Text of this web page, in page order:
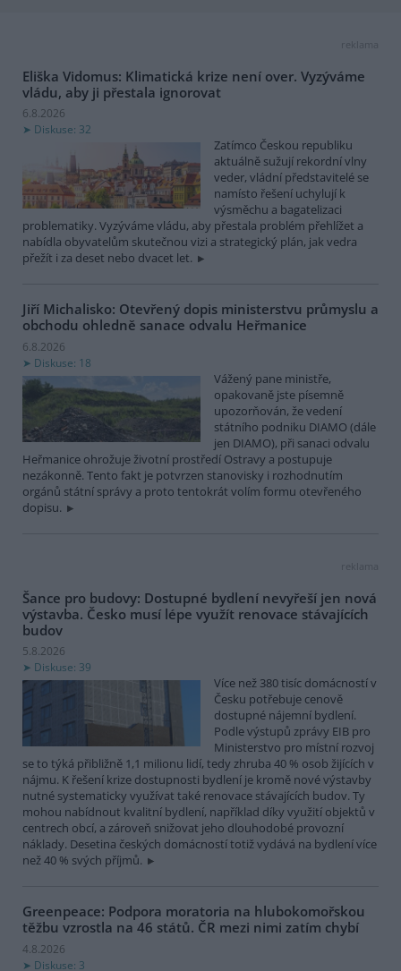
reklama
Eliška Vidomus: Klimatická krize není over. Vyzýváme
vládu, aby ji přestala ignorovat
6.8.2026
Diskuse: 32
Zatímco Českou republiku
aktuálně sužují rekordní vlny
veder, vládní představitelé se
namísto řešení uchylují k
výsměchu a bagatelizaci
problematiky. Vyzýváme vládu, aby přestala problém přehlížet a
nabídla obyvatelům skutečnou vizi a strategický plán, jak vedra
přežít i za deset nebo dvacet let.
Jiří Michalisko: Otevřený dopis ministerstvu průmyslu a
obchodu ohledně sanace odvalu Heřmanice
6.8.2026
Diskuse: 18
Vážený pane ministře,
opakovaně jste písemně
upozorňován, že vedení
státního podniku DIAMO (dále
jen DIAMO), při sanaci odvalu
Heřmanice ohrožuje životní prostředí Ostravy a postupuje
nezákonně. Tento fakt je potvrzen stanovisky i rozhodnutím
orgánů státní správy a proto tentokrát volím formu otevřeného
dopisu.
reklama
Šance pro budovy: Dostupné bydlení nevyřeší jen nová
výstavba. Česko musí lépe využít renovace stávajících
budov
5.8.2026
Diskuse: 39
Více než 380 tisíc domácností v
Česku potřebuje cenově
dostupné nájemní bydlení.
Podle výstupů zprávy EIB pro
Ministerstvo pro místní rozvoj
se to týká přibližně 1,1 milionu lidí, tedy zhruba 40 % osob žijících v
nájmu. K řešení krize dostupnosti bydlení je kromě nové výstavby
nutné systematicky využívat také renovace stávajících budov. Ty
mohou nabídnout kvalitní bydlení, například díky využití objektů v
centrech obcí, a zároveň snižovat jeho dlouhodobé provozní
náklady. Desetina českých domácností totiž vydává na bydlení více
než 40 % svých příjmů.
Greenpeace: Podpora moratoria na hlubokomořskou
těžbu vzrostla na 46 států. ČR mezi nimi zatím chybí
4.8.2026
Diskuse: 3